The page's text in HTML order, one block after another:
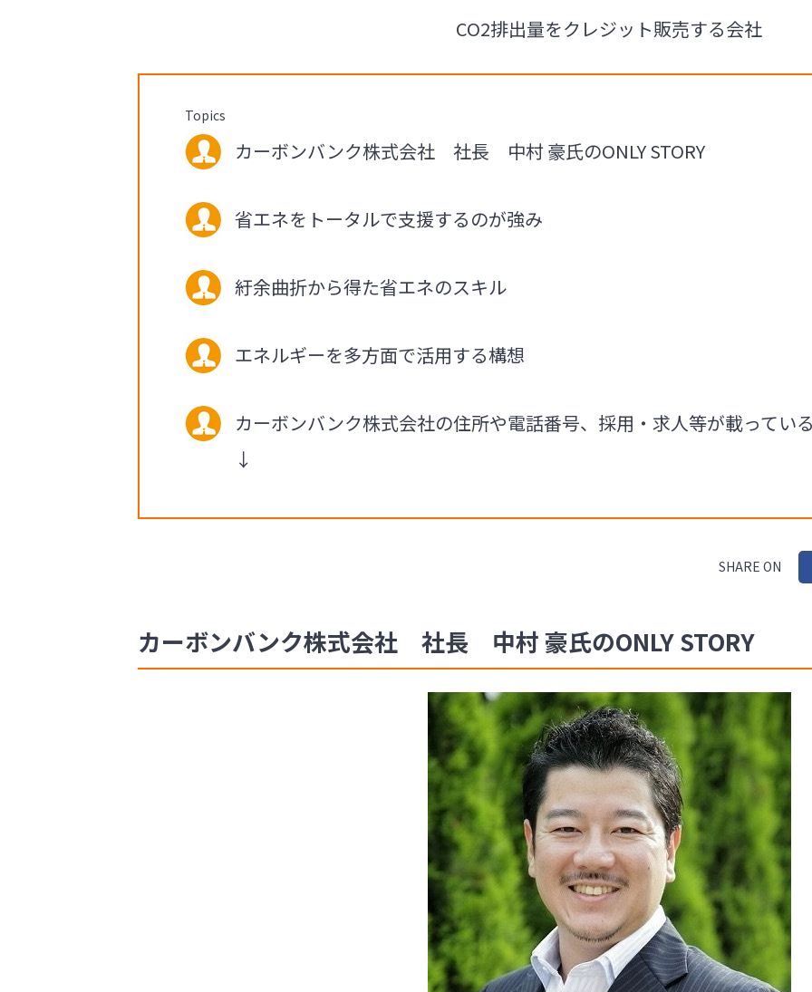
CO2排出量をクレジット販売する会社
Topics
カーボンバンク株式会社 社長 中村 豪氏のONLY STORY
省エネをトータルで支援するのが強み
紆余曲折から得た省エネのスキル
エネルギーを多方面で活用する構想
カーボンバンク株式会社の住所や電話番号、採用・求人等が載ってい
↓
SHARE ON
カーボンバンク株式会社 社長 中村 豪氏のONLY STORY